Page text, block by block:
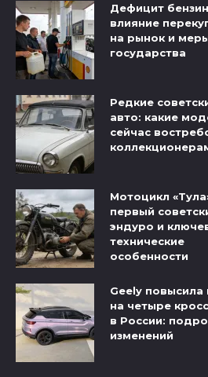
Дефицит
влияние
на рынок и
государства
Редкие
авто: какие
сейчас
Мотоцикл
первый
эндуро и
технические
особенности
Geely повысила
на четыре
в России:
изменений